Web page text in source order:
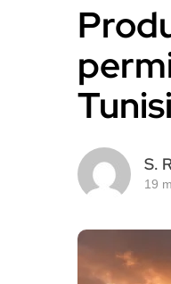
S.
19